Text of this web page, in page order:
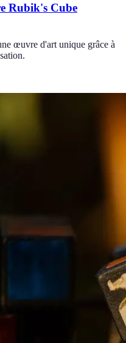
Rubik's Cube
œuvre d'art unique grâce à